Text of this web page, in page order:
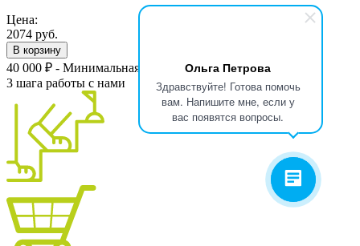
Ольга Петрова
Здравствуйте! Готова помочь
вам. Напишите мне, если у
вас появятся вопросы.
Цена:
2074 руб.
В корзину
40 000 ₽ - Минимальная сумма заказа!
3 шага работы с нами